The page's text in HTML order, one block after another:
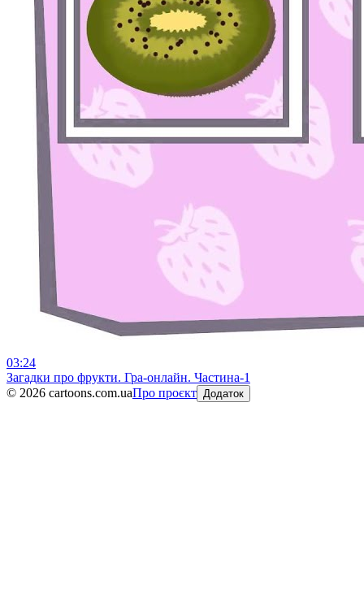
03:24
Загадки про фрукти. Гра-онлайн. Частина-1
© 2026 cartoons.com.uaПро проєкт Додаток